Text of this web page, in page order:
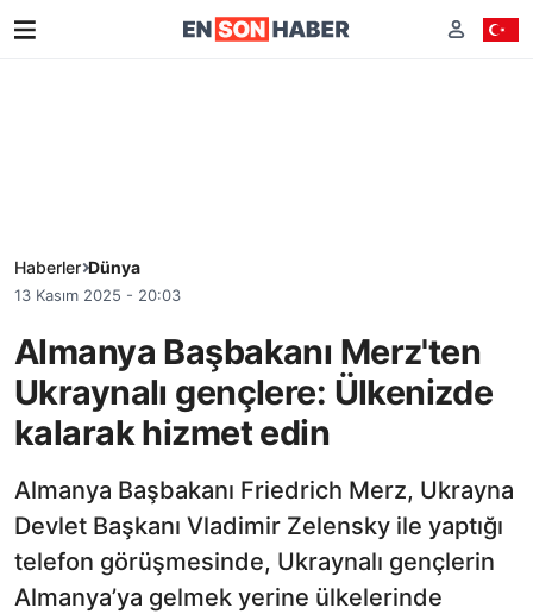
Haberler Dünya
13 Kasım 2025 - 20:03
Almanya Başbakanı Merz'ten
Ukraynalı gençlere: Ülkenizde
kalarak hizmet edin
Almanya Başbakanı Friedrich Merz, Ukrayna
Devlet Başkanı Vladimir Zelensky ile yaptığı
telefon görüşmesinde, Ukraynalı gençlerin
Almanya’ya gelmek yerine ülkelerinde